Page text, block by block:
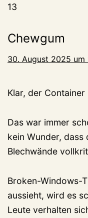
13
Chewgum
30. August 2025 um
Klar, der
Das war immer
kein Wunder, dass
Blechwände
Broken-Windows-
aussieht, wird es
Leute verhalten